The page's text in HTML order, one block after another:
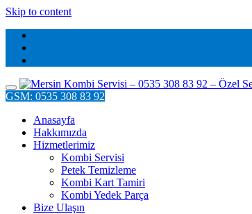
Skip to content
GSM: 0535 308 83 92
Anasayfa
Hakkımızda
Hizmetlerimiz
Kombi Servisi
Petek Temizleme
Kombi Kart Tamiri
Kombi Yedek Parça
Bize Ulaşın